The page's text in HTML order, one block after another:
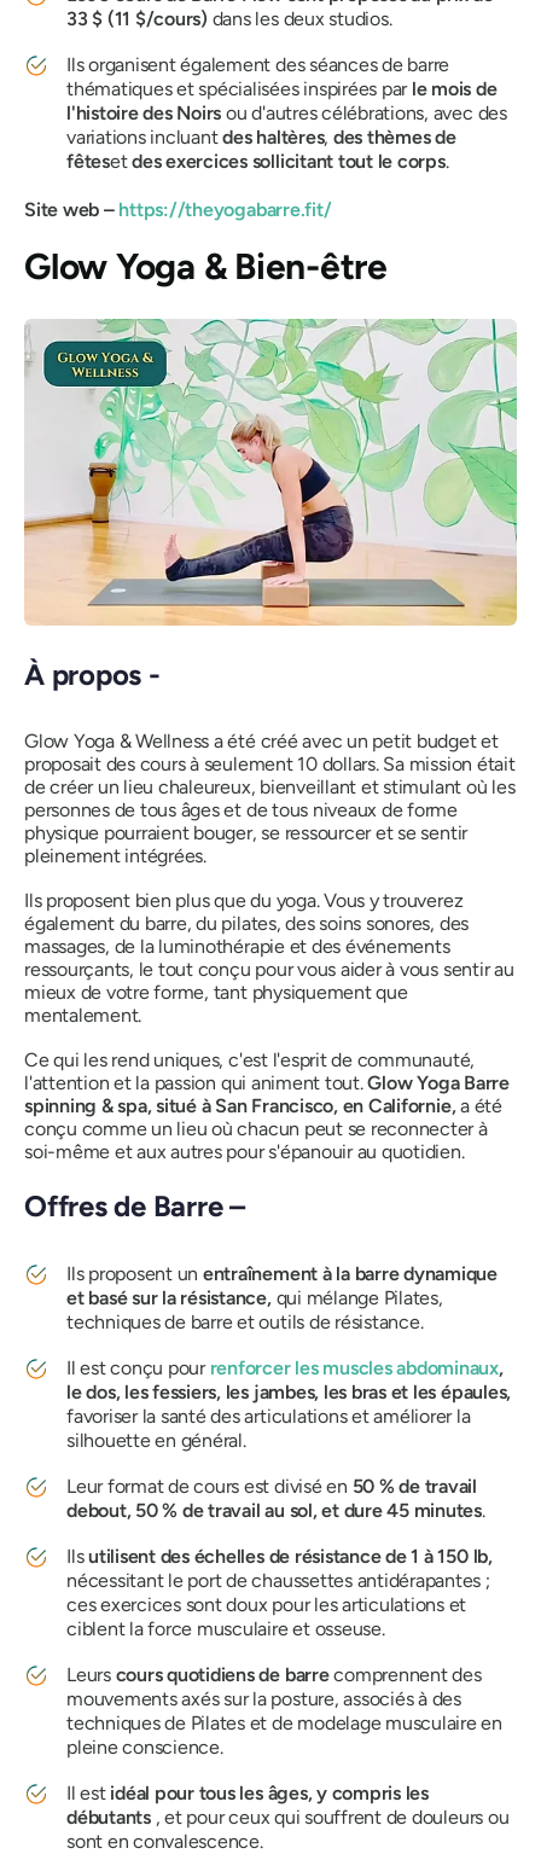
33 $ (11 $/cours) dans les deux studios.
Ils organisent également des séances de barre
thématiques et spécialisées inspirées par le mois de
l'histoire des Noirs ou d'autres célébrations, avec des
variations incluantdes haltères, des thèmes de
fêtesetdes exercices sollicitant tout le corps.
Site web –https://theyogabarre.fit/
Glow Yoga & Bien-être
À propos -
Glow Yoga & Wellness a été créé avec un petit budget et
proposait des cours à seulement 10 dollars. Sa mission était
de créer un lieu chaleureux, bienveillant et stimulant où les
personnes de tous âges et de tous niveaux de forme
physique pourraient bouger, se ressourcer et se sentir
pleinement intégrées.
Ils proposent bien plus que du yoga. Vous y trouverez
également du barre, du pilates, des soins sonores, des
massages, de la luminothérapie et des événements
ressourçants, le tout conçu pour vous aider à vous sentir au
mieux de votre forme, tant physiquement que
mentalement.
Ce qui les rend uniques, c'est l'esprit de communauté,
l'attention et la passion qui animent tout.Glow Yoga Barre
spinning & spa, situé à San Francisco, en Californie,a été
conçu comme un lieu où chacun peut se reconnecter à
soi-même et aux autres pour s'épanouir au quotidien.
Offres de Barre –
Ils proposent un entraînement à la barre dynamique
et basé sur la résistance,qui mélange Pilates,
techniques de barre et outils de résistance.
Il est conçu pour renforcer les muscles abdominaux,
le dos, les fessiers, les jambes, les bras et les épaules,
favoriser la santé des articulations et améliorer la
silhouette en général.
Leur format de cours est divisé en 50 % de travail
debout, 50 % de travail au sol, et dure 45 minutes.
Ilsutilisent des échelles de résistance de 1 à 150 lb,
nécessitant le port de chaussettes antidérapantes ;
ces exercices sont doux pour les articulations et
ciblent la force musculaire et osseuse.
Leurs cours quotidiens de barrecomprennent des
mouvements axés sur la posture, associés à des
techniques de Pilates et de modelage musculaire en
pleine conscience.
Il est idéal pour tous les âges, y compris les
débutants , et pour ceux qui souffrent de douleurs ou
sont en convalescence.